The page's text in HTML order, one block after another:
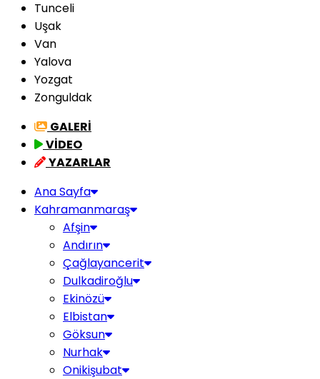
Tunceli
Uşak
Van
Yalova
Yozgat
Zonguldak
GALERİ
VİDEO
YAZARLAR
Ana Sayfa
Kahramanmaraş
Afşin
Andırın
Çağlayancerit
Dulkadiroğlu
Ekinözü
Elbistan
Göksun
Nurhak
Onikişubat